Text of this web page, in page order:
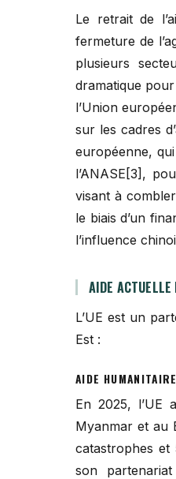
Le retrait de
fermeture de
plusieurs
dramatique
l’Union
sur les cadres
européenne,
l’ANASE[3],
visant à
le biais d’un
l’influence
AIDE ACTUELLE
L’UE est un
Est :
AIDE HUMANITAIRE
En 2025, l’UE
Myanmar et au
catastrophes et
son